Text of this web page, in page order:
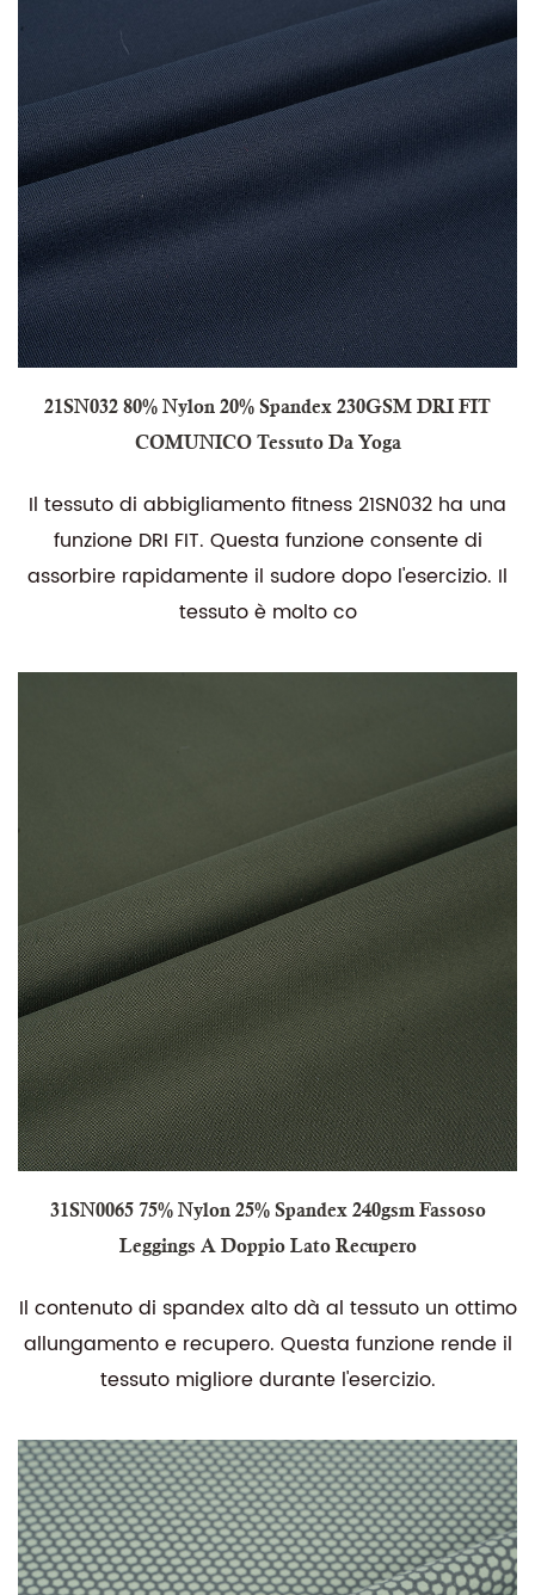
21SN032 80% Nylon 20% Spandex 230GSM DRI FIT
COMUNICO Tessuto Da Yoga
Il tessuto di abbigliamento fitness 21SN032 ha una
funzione DRI FIT. Questa funzione consente di
assorbire rapidamente il sudore dopo l'esercizio. Il
tessuto è molto co
31SN0065 75% Nylon 25% Spandex 240gsm Fassoso
Leggings A Doppio Lato Recupero
Il contenuto di spandex alto dà al tessuto un ottimo
allungamento e recupero. Questa funzione rende il
tessuto migliore durante l'esercizio.